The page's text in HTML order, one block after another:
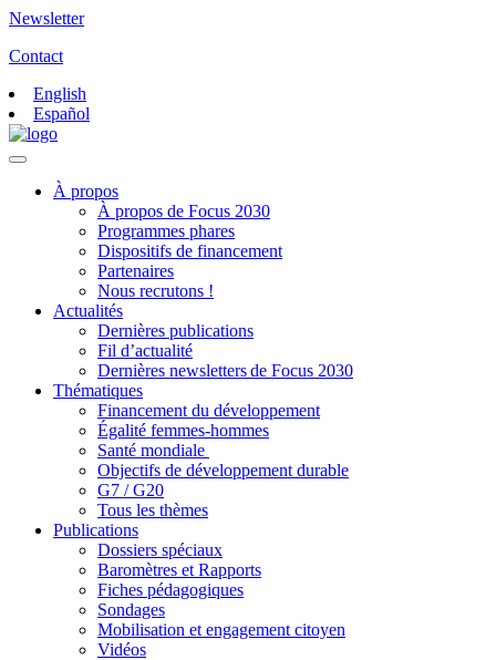
Newsletter
Contact
English
Español
À propos
À propos de Focus 2030
Programmes phares
Dispositifs de financement
Partenaires
Nous recrutons !
Actualités
Dernières publications
Fil d’actualité
Dernières newsletters de Focus 2030
Thématiques
Financement du développement
Égalité femmes-hommes
Santé mondiale
Objectifs de développement durable
G7 / G20
Tous les thèmes
Publications
Dossiers spéciaux
Baromètres et Rapports
Fiches pédagogiques
Sondages
Mobilisation et engagement citoyen
Vidéos